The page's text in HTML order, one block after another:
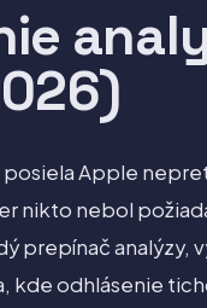
Apple
nikto nebol
prepínač analýzy,
kde odhlásenie